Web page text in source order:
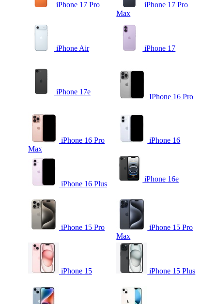
iPhone 17 Pro
iPhone 17 Pro
Max
iPhone Air iPhone 17
iPhone 17e
IPhone 16 Pro
iPhone 16 Pro
Max
iPhone 16
iPhone 16 Plus
iPhone 16e
iPhone 15 Pro
iPhone 15 Pro
Max
iPhone 15 iPhone 15 Plus